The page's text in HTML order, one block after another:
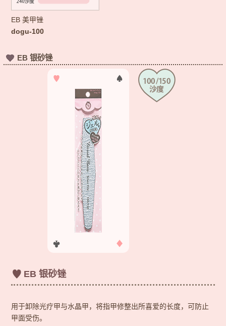
EB 美甲锉
dogu-100
EB 银砂锉
EB 银砂锉
用于卸除光疗甲与水晶甲，将指甲修整出所喜爱的长度，可防止
甲面受伤。